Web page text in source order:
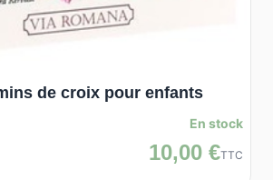
Six chemins de croix pour enfants
En stock
10,00 €TTC